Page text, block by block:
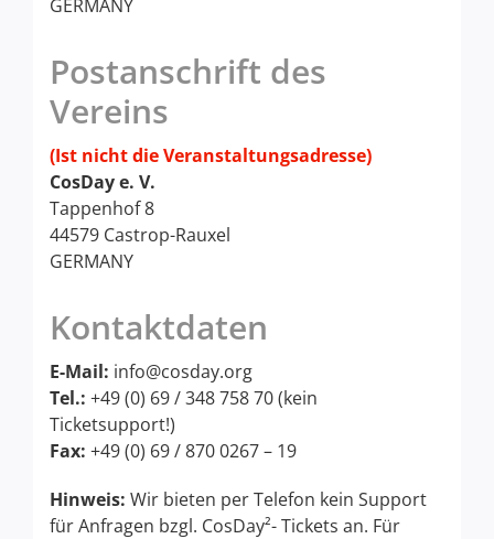
GERMANY
Postanschrift des
Vereins
(Ist nicht die Veranstaltungsadresse)
CosDay e. V.
Tappenhof 8
44579 Castrop-Rauxel
GERMANY
Kontaktdaten
E-Mail: info@cosday.org
Tel.: +49 (0) 69 / 348 758 70 (kein
Ticketsupport!)
Fax: +49 (0) 69 / 870 0267 – 19
Hinweis: Wir bieten per Telefon kein Support
für Anfragen bzgl. CosDay²- Tickets an. Für